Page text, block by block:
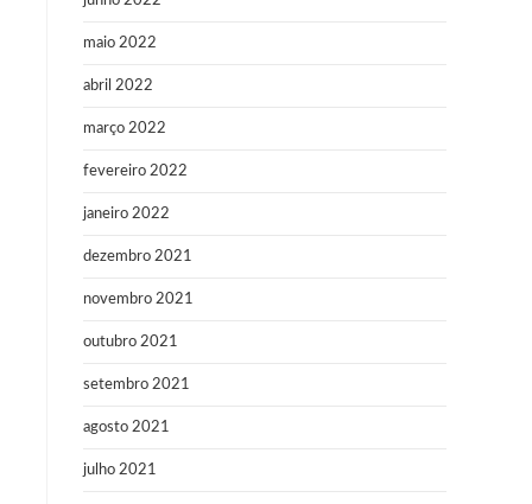
maio 2022
abril 2022
março 2022
fevereiro 2022
janeiro 2022
dezembro 2021
novembro 2021
outubro 2021
setembro 2021
agosto 2021
julho 2021